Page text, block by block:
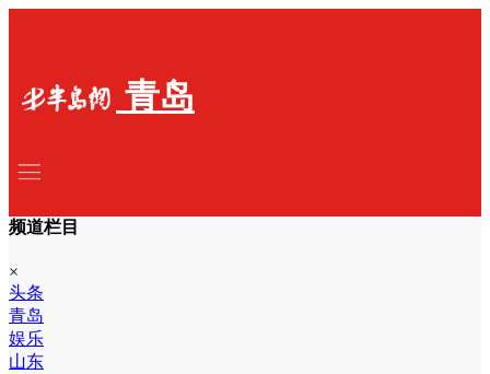
青岛
频道栏目
×
头条
青岛
娱乐
山东